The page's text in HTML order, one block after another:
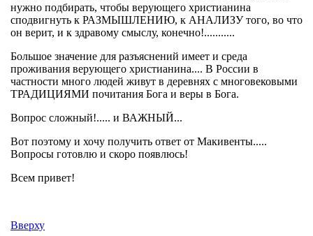
нужно подбирать, чтобы верующего христианина
сподвигнуть к РАЗМЫШЛЕНИЮ, к АНАЛИЗУ того, во что
он верит, и к здравому смыслу, конечно!...........
Большое значение для разъяснений имеет и среда
проживания верующего христианина.... В России в
частности много людей живут в деревнях с многовековыми
ТРАДИЦИЯМИ почитания Бога и веры в Бога.
Вопрос сложный!..... и ВАЖНЫЙ...
Вот поэтому и хочу получить ответ от Макивенты.....
Вопросы готовлю и скоро появлюсь!
Всем привет!
Вверху